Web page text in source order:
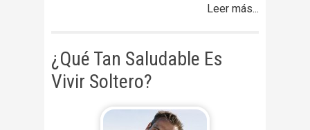
Leer más...
¿Qué Tan Saludable Es
Vivir Soltero?